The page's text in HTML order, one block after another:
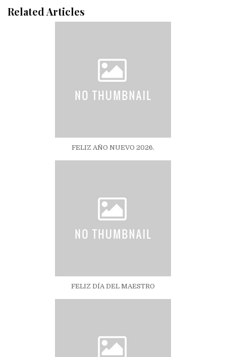
Related Articles
FELIZ AÑO NUEVO 2026.
FELIZ DÍA DEL MAESTRO